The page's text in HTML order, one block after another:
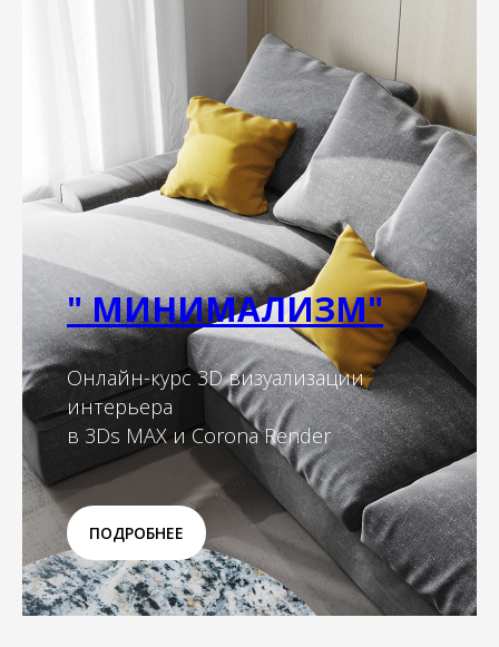
" МИНИМАЛИЗМ"
Онлайн-курс 3D визуализации
интерьера
в 3Ds MAX и Corona Render
ПОДРОБНЕЕ